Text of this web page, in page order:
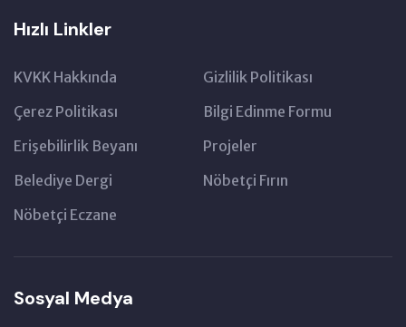
Hızlı Linkler
KVKK Hakkında
Gizlilik Politikası
Çerez Politikası
Bilgi Edinme Formu
Erişebilirlik Beyanı
Projeler
Belediye Dergi
Nöbetçi Fırın
Nöbetçi Eczane
Sosyal Medya